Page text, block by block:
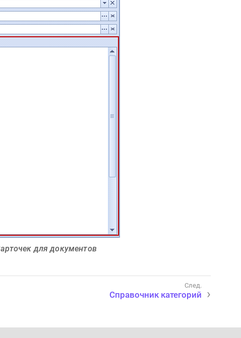
для документов
Справочник категорий